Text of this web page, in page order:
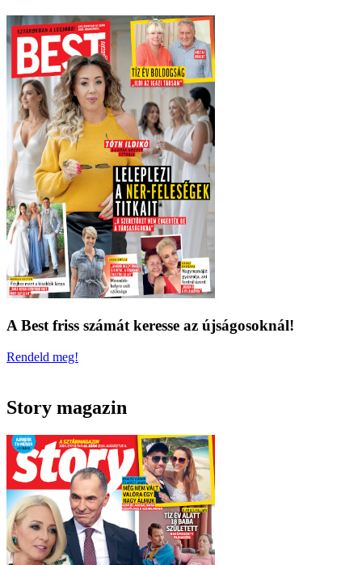
A Best friss számát keresse az újságosoknál!
Rendeld meg!
Story magazin